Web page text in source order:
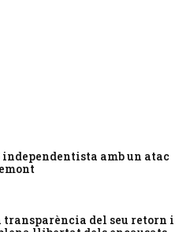
amb un atac
del seu retorn i